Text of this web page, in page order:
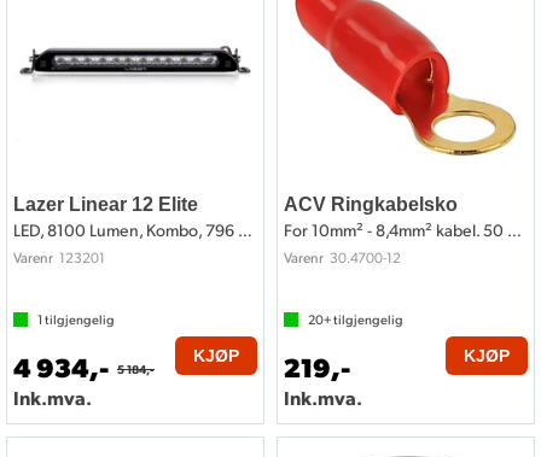
Lazer Linear 12 Elite
LED, 8100 Lumen, Kombo, 796 meter
Varenr 123201
1 tilgjengelig
4 934,- 5 184,-
Ink.mva.
KJØP
ACV Ringkabelsko
For 10mm² - 8,4mm² kabel. 50 stk. rød
Varenr 30.4700-12
20+tilgjengelig
219,-
Ink.mva.
KJØP